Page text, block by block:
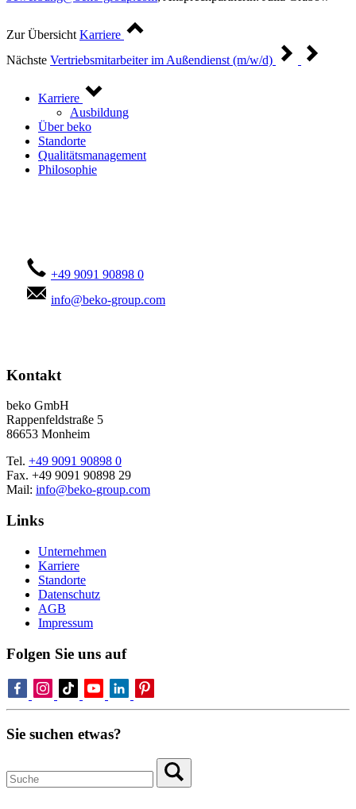
Zur Übersicht Karriere
Nächste Vertriebsmitarbeiter im Außendienst (m/w/d)
Karriere
Ausbildung
Über beko
Standorte
Qualitätsmanagement
Philosophie
+49 9091 90898 0
info@beko-group.com
Kontakt
beko GmbH
Rappenfeldstraße 5
86653 Monheim
Tel. +49 9091 90898 0
Fax. +49 9091 90898 29
Mail: info@beko-group.com
Links
Unternehmen
Karriere
Standorte
Datenschutz
AGB
Impressum
Folgen Sie uns auf
Sie suchen etwas?